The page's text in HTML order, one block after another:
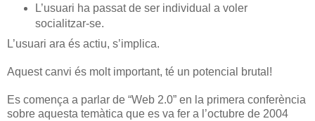
L’usuari ha passat de ser individual a voler
socialitzar-se.
L’usuari ara és actiu, s’implica.
Aquest canvi és molt important, té un potencial brutal!
Es comença a parlar de “Web 2.0” en la primera conferència
sobre aquesta temàtica que es va fer a l’octubre de 2004